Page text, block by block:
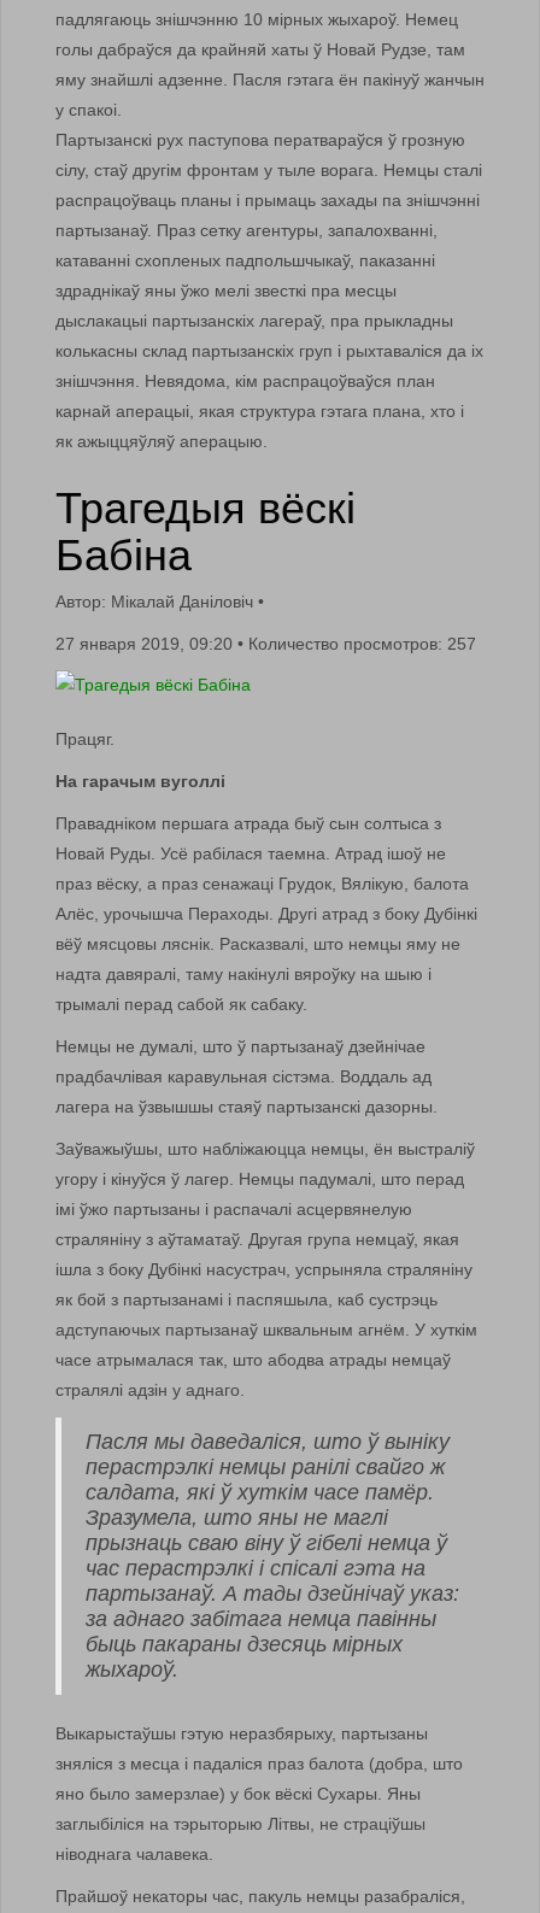
падлягаюць знішчэнню 10 мірных жыхароў. Немец
голы дабраўся да крайняй хаты ў Новай Рудзе, там
яму знайшлі адзенне. Пасля гэтага ён пакінуў жанчын
у спакоі.
Партызанскі рух паступова ператвараўся ў грозную
сілу, стаў другім фронтам у тыле ворага. Немцы сталі
распрацоўваць планы і прымаць захады па знішчэнні
партызанаў. Праз сетку агентуры, запалохванні,
катаванні схопленых падпольшчыкаў, паказанні
здраднікаў яны ўжо мелі звесткі пра месцы
дыслакацыі партызанскіх лагераў, пра прыкладны
колькасны склад партызанскіх груп і рыхтаваліся да іх
знішчэння. Невядома, кім распрацоўваўся план
карнай аперацыі, якая структура гэтага плана, хто і
як ажыццяўляў аперацыю.
Трагедыя вёскі
Бабіна
Автор: Мiкалай Данiловiч •
27 января 2019, 09:20 • Количество просмотров: 257
Працяг.
На гарачым вуголлі
Правадніком першага атрада быў сын солтыса з
Новай Руды. Усё рабілася таемна. Атрад ішоў не
праз вёску, а праз сенажаці Грудок, Вялікую, балота
Алёс, урочышча Пераходы. Другі атрад з боку Дубінкі
вёў мясцовы ляснік. Расказвалі, што немцы яму не
надта давяралі, таму накінулі вяроўку на шыю і
трымалі перад сабой як сабаку.
Немцы не думалі, што ў партызанаў дзейнічае
прадбачлівая каравульная сістэма. Воддаль ад
лагера на ўзвышшы стаяў партызанскі дазорны.
Заўважыўшы, што набліжаюцца немцы, ён выстраліў
угору і кінуўся ў лагер. Немцы падумалі, што перад
імі ўжо партызаны і распачалі асцервянелую
страляніну з аўтаматаў. Другая група немцаў, якая
ішла з боку Дубінкі насустрач, успрыняла страляніну
як бой з партызанамі і паспяшыла, каб сустрэць
адступаючых партызанаў шквальным агнём. У хуткім
часе атрымалася так, што абодва атрады немцаў
стралялі адзін у аднаго.
Пасля мы даведаліся, што ў выніку
перастрэлкі немцы ранілі свайго ж
салдата, які ў хуткім часе памёр.
Зразумела, што яны не маглі
прызнаць сваю віну ў гібелі немца ў
час перастрэлкі і спісалі гэта на
партызанаў. А тады дзейнічаў указ:
за аднаго забітага немца павінны
быць пакараны дзесяць мірных
жыхароў.
Выкарыстаўшы гэтую неразбярыху, партызаны
зняліся з месца і падаліся праз балота (добра, што
яно было замерзлае) у бок вёскі Сухары. Яны
заглыбіліся на тэрыторыю Літвы, не страціўшы
ніводнага чалавека.
Прайшоў некаторы час, пакуль немцы разабраліся,